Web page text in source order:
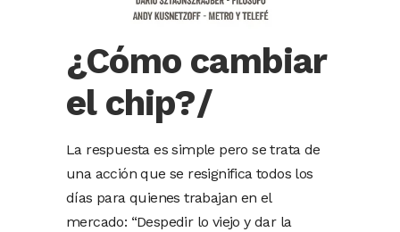
¿Cómo cambiar
el chip?/
La respuesta es simple pero se trata de
una acción que se resignifica todos los
días para quienes trabajan en el
mercado: “Despedir lo viejo y dar la